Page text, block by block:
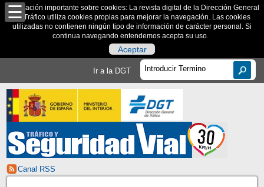
Información importante sobre cookies: La revista digital de la Dirección General
de Tráfico utiliza cookies propias para mejorar la navegación. Las cookies
utilizadas no contienen ningún tipo de información de carácter personal. Si
continua navegando entendemos acepta su uso.
Aceptar
Ir a la DGT
Canal RSS